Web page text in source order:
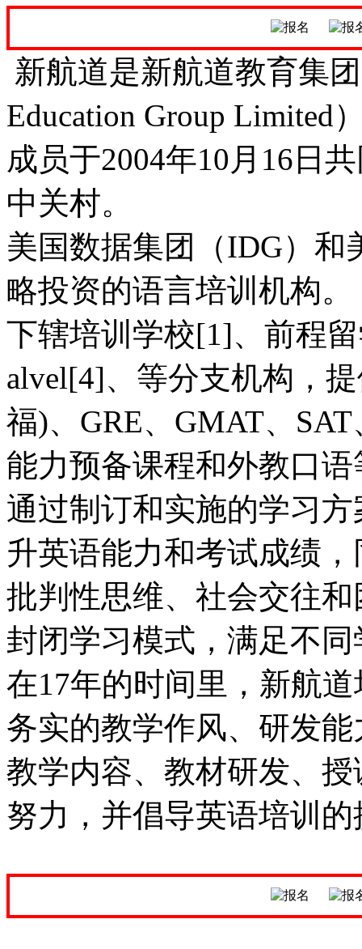
新航道是新航道教育集
Education Group Limited
成员于2004年10月16日
中关村。
美国数据集团（IDG）
略投资的语言培训机构。
下辖培训学校[1]、前程
alvel[4]、等分支机构，
福)、GRE、GMAT、
能力预备课程和外教口
通过制订和实施的学习
升英语能力和考试成绩
批判性思维、社会交往
封闭学习模式，满足不
在17年的时间里，新航
务实的教学作风、研发
教学内容、教材研发、
努力，并倡导英语培训的